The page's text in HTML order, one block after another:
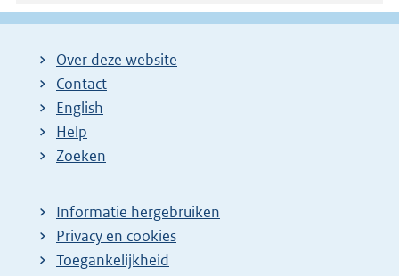
Over deze website
Contact
English
Help
Zoeken
Informatie hergebruiken
Privacy en cookies
Toegankelijkheid